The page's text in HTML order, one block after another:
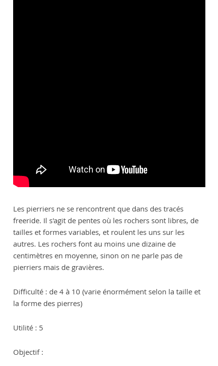
Les pierriers ne se rencontrent que dans des tracés
freeride. Il s'agit de pentes où les rochers sont libres, de
tailles et formes variables, et roulent les uns sur les
autres. Les rochers font au moins une dizaine de
centimètres en moyenne, sinon on ne parle pas de
pierriers mais de gravières.
Difficulté : de 4 à 10 (varie énormément selon la taille et
la forme des pierres)
Utilité : 5
Objectif :